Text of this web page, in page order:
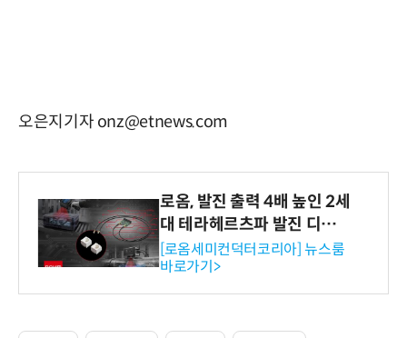
오은지기자 onz@etnews.com
로옴, 발진 출력 4배 높인 2세
대 테라헤르츠파 발진 디바이
스 개발
[로옴세미컨덕터코리아] 뉴스룸
바로가기>